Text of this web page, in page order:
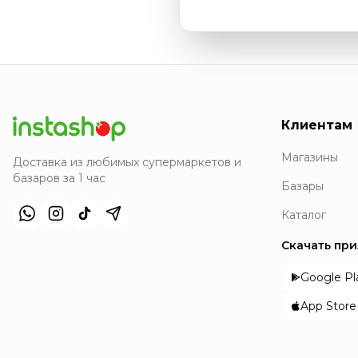
Доставка из любимых супермаркетов и
базаров за 1 час
Клиентам
Магазины
Базары
Каталог
Скачать
Google
App Store